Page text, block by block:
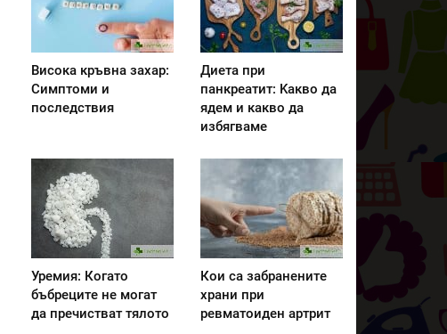
Висока кръвна захар:
Симптоми и
последствия
Диета при
панкреатит: Kакво да
ядем и какво да
избягваме
Уремия: Когато
бъбреците не могат
да пречистват тялото
Кои са забранените
храни при
ревматоиден артрит